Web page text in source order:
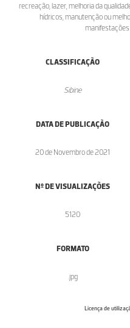
recreação, lazer, melhoria da
hídricos, manutenção ou
CLASSIFICAÇÃO
Sibine
DATA DE PUBLICAÇÃO
20 de Novembro de 2021
Nº DE VISUALIZAÇÕES
5120
FORMATO
.jpg
Licença de